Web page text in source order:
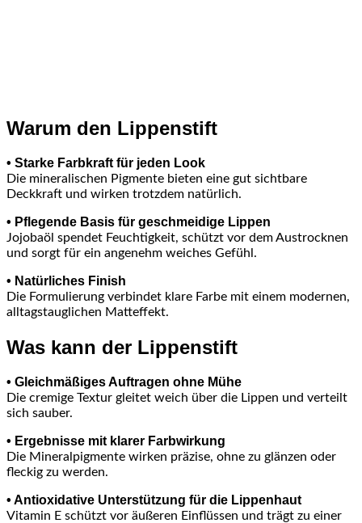
Warum den Lippenstift
• Starke Farbkraft für jeden Look
Die mineralischen Pigmente bieten eine gut sichtbare
Deckkraft und wirken trotzdem natürlich.
• Pflegende Basis für geschmeidige Lippen
Jojobaöl spendet Feuchtigkeit, schützt vor dem Austrocknen
und sorgt für ein angenehm weiches Gefühl.
• Natürliches Finish
Die Formulierung verbindet klare Farbe mit einem modernen,
alltagstauglichen Matteffekt.
Was kann der Lippenstift
• Gleichmäßiges Auftragen ohne Mühe
Die cremige Textur gleitet weich über die Lippen und verteilt
sich sauber.
• Ergebnisse mit klarer Farbwirkung
Die Mineralpigmente wirken präzise, ohne zu glänzen oder
fleckig zu werden.
• Antioxidative Unterstützung für die Lippenhaut
Vitamin E schützt vor äußeren Einflüssen und trägt zu einer